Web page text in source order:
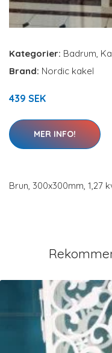
Kategorier: Badrum,
Brand: Nordic kakel
439 SEK
MER INFO!
Brun, 300x300mm, 1,27